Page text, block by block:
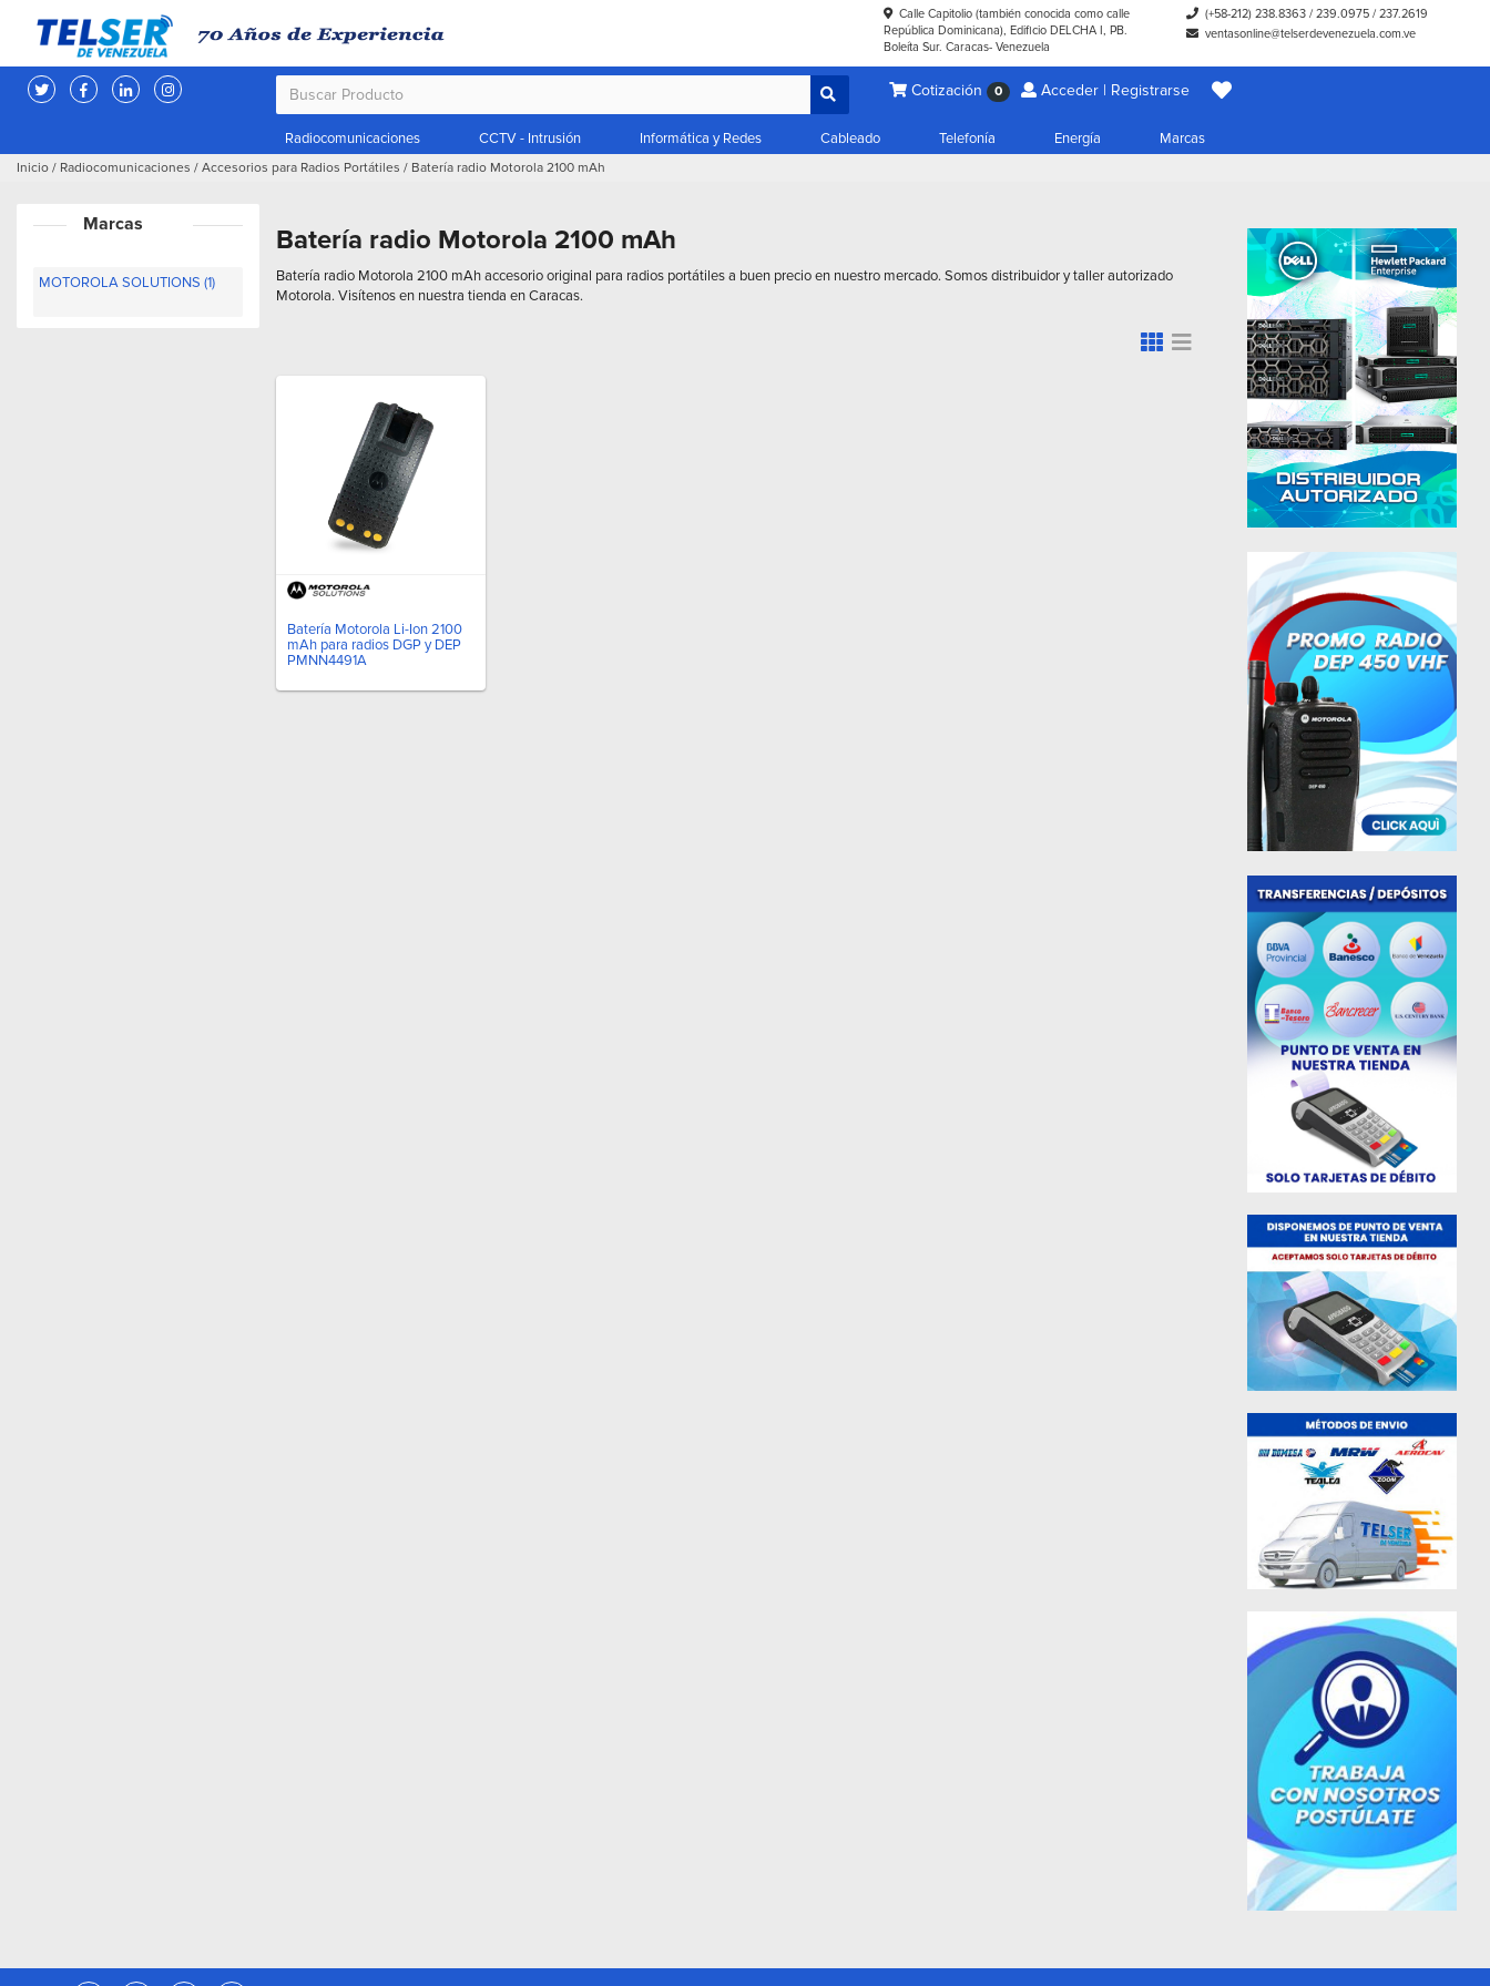
Calle Capitolio (también conocida como calle
República Dominicana), Edificio DELCHA I, PB.
Boleíta Sur. Caracas- Venezuela
(+58-212) 238.8363 /239.0975 /237.2619
ventasonline@telserdevenezuela.com.ve
Cotización 0 Acceder | Registrarse
Radiocomunicaciones CCTV - Intrusión Informática y Redes Cableado Telefonía Energía Marcas
Inicio / Radiocomunicaciones / Accesorios para Radios Portátiles / Batería radio Motorola 2100 mAh
Marcas
MOTOROLA SOLUTIONS (1)
Batería radio Motorola 2100 mAh
Batería radio Motorola 2100 mAh accesorio original para radios portátiles a buen precio en nuestro mercado. Somos distribuidor y taller autorizado
Motorola. Visítenos en nuestra tienda en Caracas.
Batería Motorola Li-Ion 2100
mAh para radios DGP y DEP
PMNN4491A